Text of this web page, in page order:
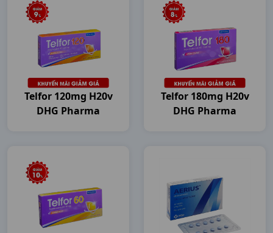
Telfor 120mg H20v
DHG Pharma
Telfor 180mg H20v
DHG Pharma